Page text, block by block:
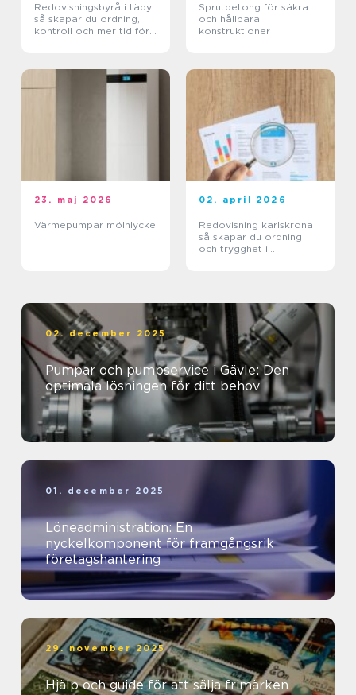
Redovisningsbyrå i täby
så skapar du ordning,
kontroll och mer tid för
Sprutbetong för säkra
och hållbara
konstruktioner
23. maj 2026
Värmepumpar mölnlycke
02. april 2026
Redovisning karlskrona
så skapar du ordning
och trygghet i
02. december 2025
Pumpar och pumpservice i Gävle: Den
optimala lösningen för ditt behov
01. december 2025
Löneadministration: En
nyckelkomponent för framgångsrik
företagshantering
29. november 2025
Hjälp och guide för att sälja frimärken